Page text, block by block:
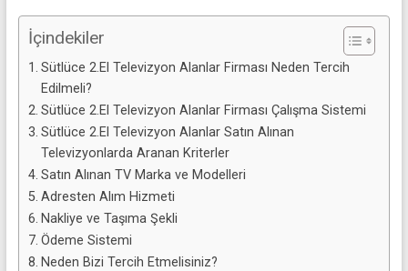
alanlar
adresten
alım
yapıyor
İçindekiler
Sütlüce 2.El Televizyon Alanlar Firması Neden Tercih
Edilmeli?
Sütlüce 2.El Televizyon Alanlar Firması Çalışma Sistemi
Sütlüce 2.El Televizyon Alanlar Satın Alınan
Televizyonlarda Aranan Kriterler
Satın Alınan TV Marka ve Modelleri
Adresten Alım Hizmeti
Nakliye ve Taşıma Şekli
Ödeme Sistemi
Neden Bizi Tercih Etmelisiniz?